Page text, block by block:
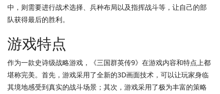
中，则需要进行战术选择、兵种布局以及指挥战斗等，让自己的部
队获得最后的胜利。
游戏特点
作为一款史诗级战略游戏，《三国群英传9》在游戏内容和特点上都
堪称完美。首先，游戏采用了全新的3D画面技术，可以让玩家身临
其境地感受到真实的战斗场景；其次，游戏采用了极为丰富的策略